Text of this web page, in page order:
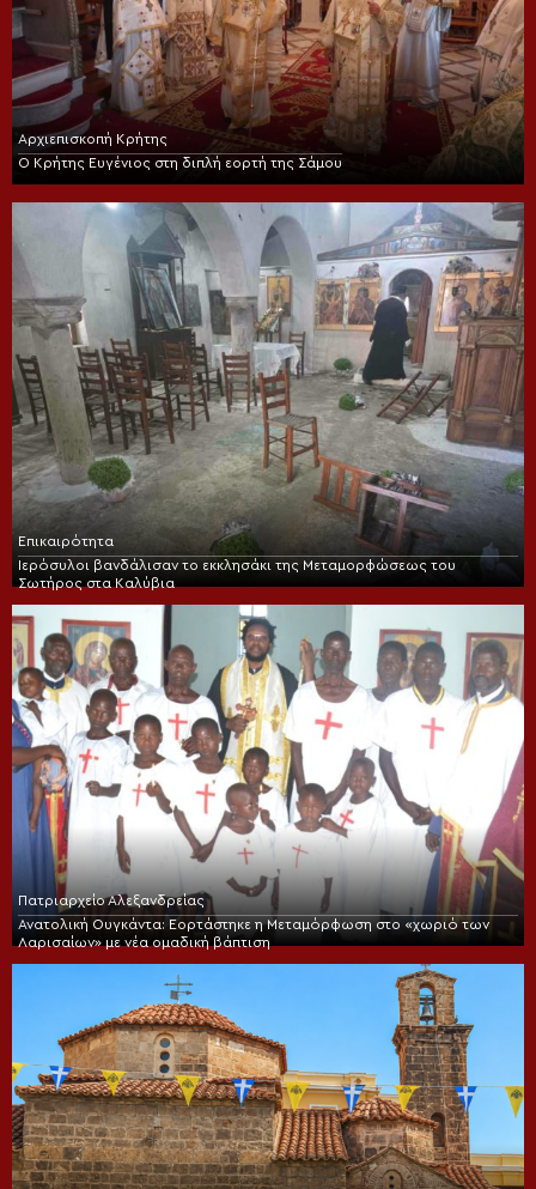
Αρχιεπισκοπή Κρήτης
Ο Κρήτης Ευγένιος στη διπλή εορτή της Σάμου
Επικαιρότητα
Ιερόσυλοι βανδάλισαν το εκκλησάκι της Μεταμορφώσεως του
Σωτήρος στα Καλύβια
Πατριαρχείο Αλεξανδρείας
Ανατολική Ουγκάντα: Εορτάστηκε η Μεταμόρφωση στο «χωριό των
Λαρισαίων» με νέα ομαδική βάπτιση